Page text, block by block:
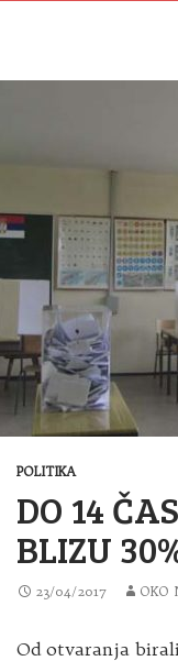
POLITIKA
DO 14
BLIZU
23/04/2017 OKO
Od otvaranja